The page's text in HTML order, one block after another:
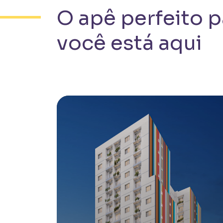
O apê perfeito
você está aqui